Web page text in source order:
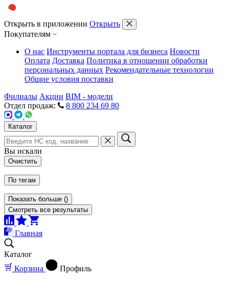
Открыть в приложении Открыть
Покупателям
О нас Инструменты портала для бизнеса Новости
Оплата Доставка Политика в отношении обработки
персональных данных Рекомендательные технологии
Общие условия поставки
Филиалы Акции BIM - модели
Отдел продаж:
8 800 234 69 80
Каталог
Вы искали
Очистить
По тегам
Показать больше ()
Смотреть все результаты
Главная
Каталог
Корзина
Профиль